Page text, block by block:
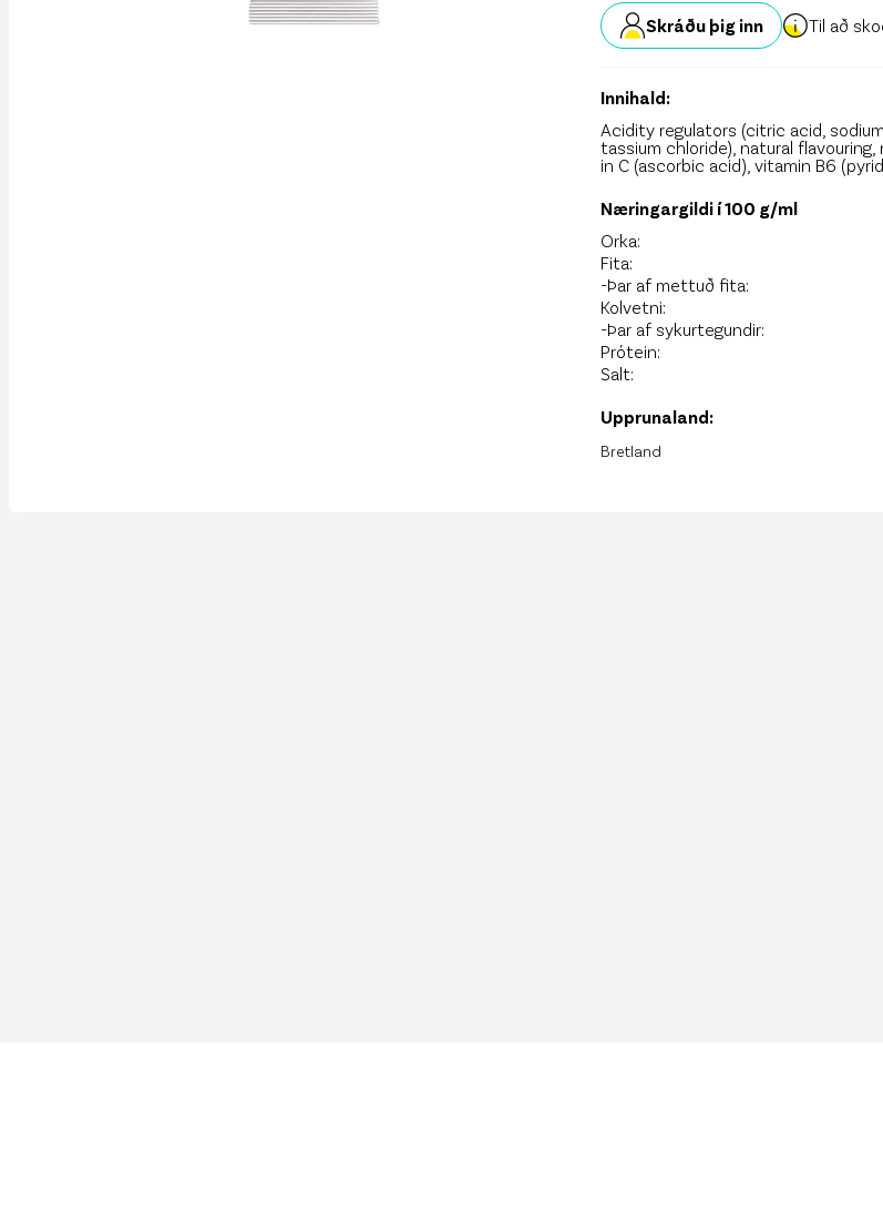
Skráðu þig inn Til að
Innihald:
Acidity regulators (citric acid,
tassium chloride), natural
in C (ascorbic acid), vitamin B6
Næringargildi í 100 g/ml
Orka:
Fita:
-Þar af mettuð fita:
Kolvetni:
-Þar af sykurtegundir:
Prótein:
Salt:
Upprunaland:
Bretland